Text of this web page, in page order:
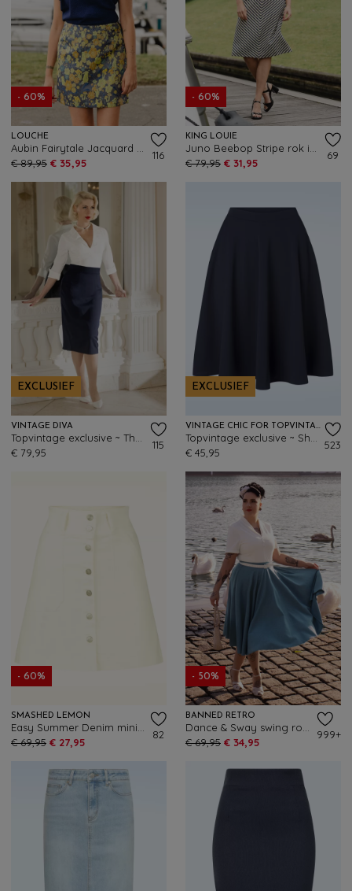
- 60%
LOUCHE
€ 89,95 € 35,95
116
- 60%
KING LOUIE
€ 79,95 € 31,95
69
EXCLUSIEF
VINTAGE DIVA
€ 79,95
115
EXCLUSIEF
VINTAGE CHIC FOR TOPVINTAGE
€ 45,95
523
- 60%
SMASHED LEMON
€ 69,95 € 27,95
82
- 50%
BANNED RETRO
€ 69,95 € 34,95
999+